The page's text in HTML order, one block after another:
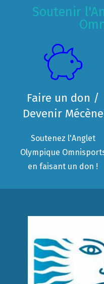
Soutenir
Faire un don /
Devenir Mécène
Soutenez l'Anglet
Olympique
en faisant un don !